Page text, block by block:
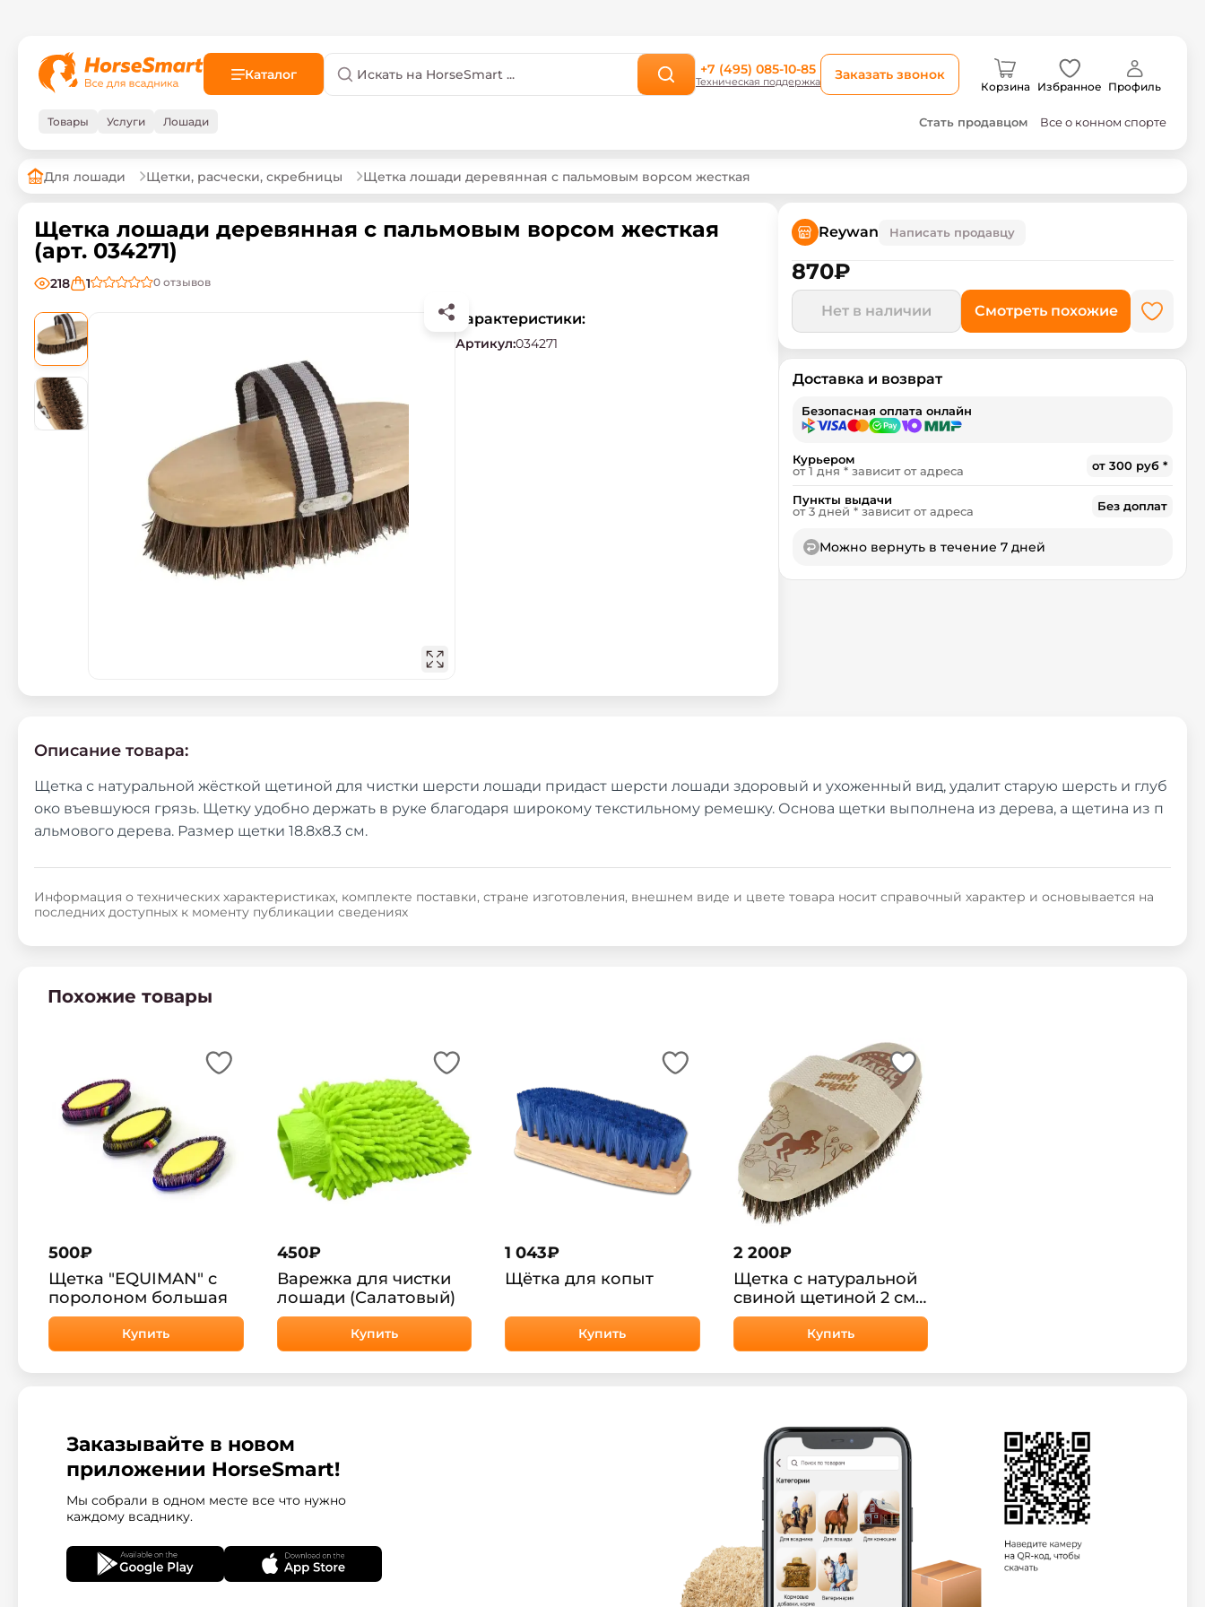
Каталог +7 (495) 085-10-85
Техническая поддержка Заказать звонок
Корзина Избранное Профиль
Товары Услуги Лошади Стать продавцом Все о конном спорте
Для лошади Щетки, расчески, скребницы Щетка лошади деревянная с пальмовым ворсом жесткая
Щетка лошади деревянная с пальмовым ворсом жесткая
(арт. 034271)
218 1 0 отзывов
Характеристики:
Артикул:034271
Reywan Написать продавцу
870₽
Нет в наличии Смотреть похожие
Доставка и возврат
Безопасная оплата онлайн
Курьером
от 1 дня * зависит от адреса
от 300 руб *
Пункты выдачи
от 3 дней * зависит от адреса
Без доплат
Можно вернуть в течение 7 дней
Описание товара:
Щетка с натуральной жёсткой щетиной для чистки шерсти лошади придаст шерсти лошади здоровый и ухоженный вид, удалит старую шерсть и глуб
око въевшуюся грязь. Щетку удобно держать в руке благодаря широкому текстильному ремешку. Основа щетки выполнена из дерева, а щетина из п
альмового дерева. Размер щетки 18.8х8.3 см.
Информация о технических характеристиках, комплекте поставки, стране изготовления, внешнем виде и цвете товара носит справочный характер и основывается на
последних доступных к моменту публикации сведениях
Похожие товары
500₽
Щетка "EQUIMAN" с
поролоном большая
Купить
450₽
Варежка для чистки
лошади (Салатовый)
Купить
1 043₽
Щётка для копыт
Купить
2 200₽
Щетка с натуральной
свиной щетиной 2 см
Magic Brush Simply
Купить
Заказывайте в новом
приложении HorseSmart!
Мы собрали в одном месте все что нужно
каждому всаднику.